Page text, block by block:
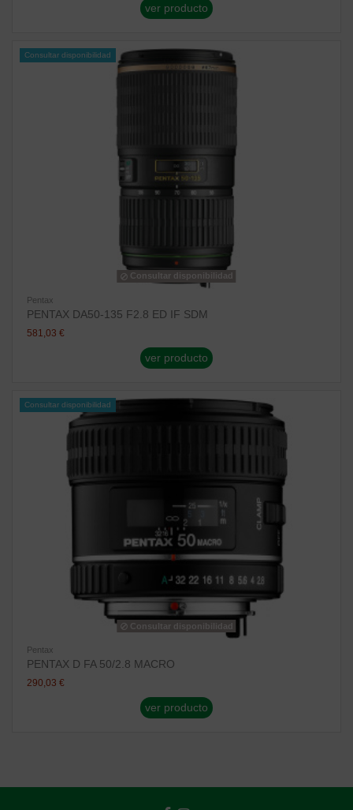
ver producto
Consultar disponibilidad
Consultar disponibilidad
Pentax
PENTAX DA50-135 F2.8 ED IF SDM
581,03 €
ver producto
Consultar disponibilidad
Consultar disponibilidad
Pentax
PENTAX D FA 50/2.8 MACRO
290,03 €
ver producto